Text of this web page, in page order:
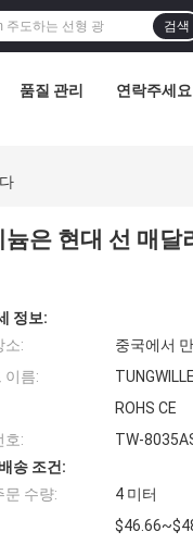
검색
품질 관리 연락주세요
은 현대 선 매달
정보:
소:
중국에서
이름:
TUNGWILLE
ROHS CE
호:
TW-
송 조건:
문 수량:
4 미터